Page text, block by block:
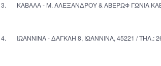
3. ΚΑΒΑΛΑ - Μ. ΑΛΕΞΑΝΔΡΟΥ & ΑΒΕΡΩΦ ΓΩΝΙΑ
4. ΙΩΑΝΝΙΝΑ - ΔΑΓΚΛΗ 8, ΙΩΑΝΝΙΝΑ, 45221 / ΤΗΛ.: